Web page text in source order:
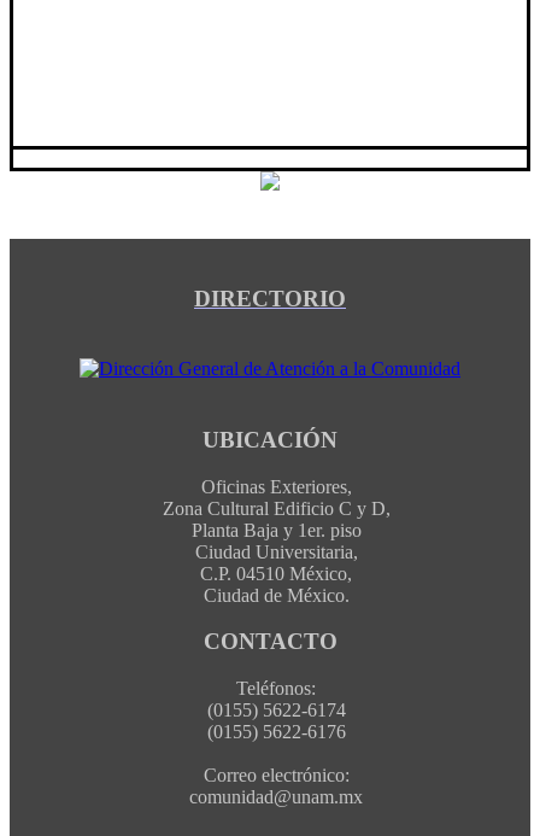
DIRECTORIO
UBICACIÓN
Oficinas Exteriores,
Zona Cultural Edificio C y D,
Planta Baja y 1er. piso
Ciudad Universitaria,
C.P. 04510 México,
Ciudad de México.
CONTACTO
Teléfonos:
(0155) 5622-6174
(0155) 5622-6176
Correo electrónico:
comunidad@unam.mx